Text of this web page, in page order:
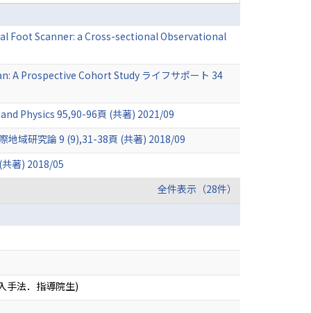
Foot Scanner: a Cross-sectional Observational
Prospective Cohort Study ライフサポート 34
Physics 95,90-96頁 (共著) 2021/09
地域研究論 9 (9),31-38頁 (共著) 2018/09
著) 2018/05
全件表示（28件）
手法．指導院生)